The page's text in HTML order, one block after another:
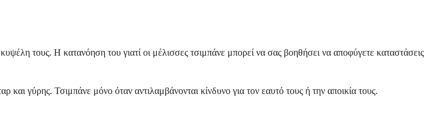
τους. Η κατανόηση του γιατί οι μέλισσες τσιμπάνε μπορεί να σας βοηθήσει να αποφύγετε καταστάσεις
γύρης. Τσιμπάνε μόνο όταν αντιλαμβάνονται κίνδυνο για τον εαυτό τους ή την αποικία τους.